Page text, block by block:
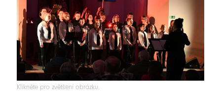
Klikněte pro zvětšení obrázku.